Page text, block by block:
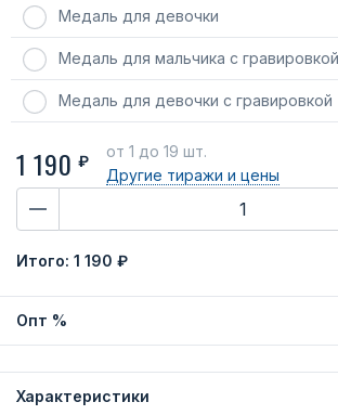
Медаль для девочки
Медаль для мальчика с гравировкой
Медаль для девочки с гравировкой
1 190 ₽
от 1 до 19 шт.
Другие тиражи и цены
Итого: 1 190 ₽
Опт %
Характеристики